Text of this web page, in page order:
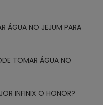
ÁGUA NO JEJUM PARA
TOMAR ÁGUA NO
INFINIX O HONOR?